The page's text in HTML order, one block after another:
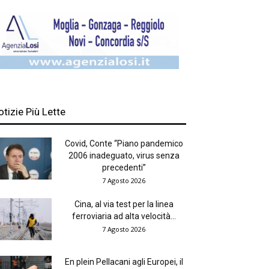
Più Lette
Covid, Conte “Piano pandemico
2006 inadeguato, virus senza
precedenti”
7 Agosto 2026
Cina, al via test per la linea
ferroviaria ad alta velocità...
7 Agosto 2026
En plein Pellacani agli Europei, il